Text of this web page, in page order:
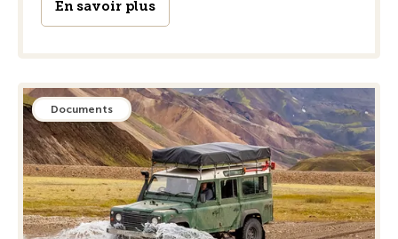
En savoir plus
Documents